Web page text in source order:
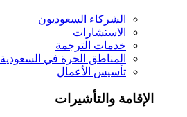
الشركاء السعوديون
الاستشارات
خدمات الترجمة
المناطق الحرة في السعودية
تأسيس الأعمال
الإقامة والتأشيرات